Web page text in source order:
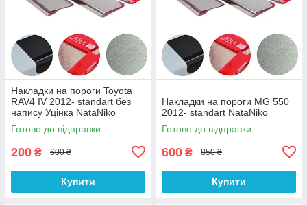
Накладки на пороги Toyota
RAV4 IV 2012- standart без
напису Уцінка NataNiko
Готово до відправки
200 ₴ 600 ₴
Купити
Накладки на пороги MG 550
2012- standart NataNiko
Готово до відправки
600 ₴ 850 ₴
Купити